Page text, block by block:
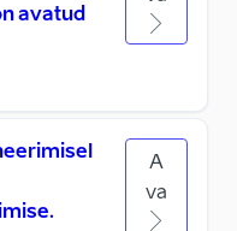
avatud
A
va